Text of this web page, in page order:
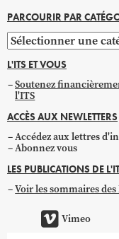
PARCOURIR PAR
Parcourir
par
catégorie
L'ITS ET VOUS
Soutenez
l'ITS
ACCÈS AUX NEWLETTERS
Accédez aux lettres
Abonnez vous
LES PUBLICATIONS DE
Voir les sommaires
Vimeo